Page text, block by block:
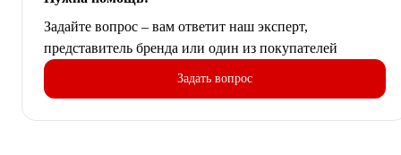
Задайте вопрос – вам ответит наш эксперт,
представитель бренда или один из покупателей
Задать вопрос